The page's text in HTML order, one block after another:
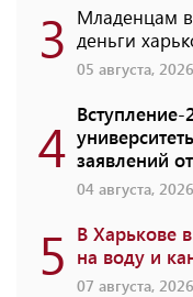
3 Младенцам
деньги
05 августа,
4 Вступление-
заявлений
04 августа,
5 В Харькове
на воду и
07 августа,